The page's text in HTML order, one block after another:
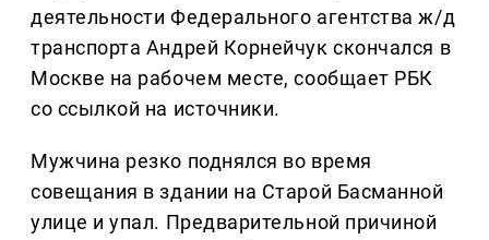
деятельности Федерального агентства ж/д
транспорта Андрей Корнейчук скончался в
Москве на рабочем месте, сообщает РБК
со ссылкой на источники.
Мужчина резко поднялся во время
совещания в здании на Старой Басманной
улице и упал. Предварительной причиной